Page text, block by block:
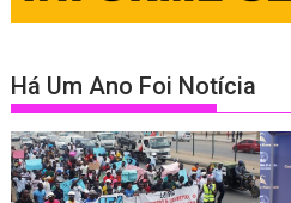
Há Um Ano Foi Notícia